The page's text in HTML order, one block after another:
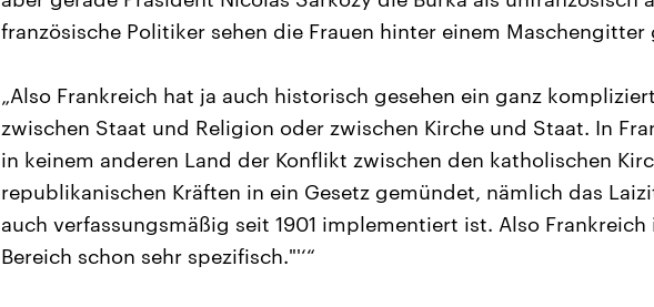
französische Politiker sehen die Frauen hinter einem Maschengitter
„Also Frankreich hat ja auch historisch gesehen ein ganz
zwischen Staat und Religion oder zwischen Kirche und Staat. In
in keinem anderen Land der Konflikt zwischen den katholischen
republikanischen Kräften in ein Gesetz gemündet, nämlich das
auch verfassungsmäßig seit 1901 implementiert ist. Also
Bereich schon sehr spezifisch."'‘“